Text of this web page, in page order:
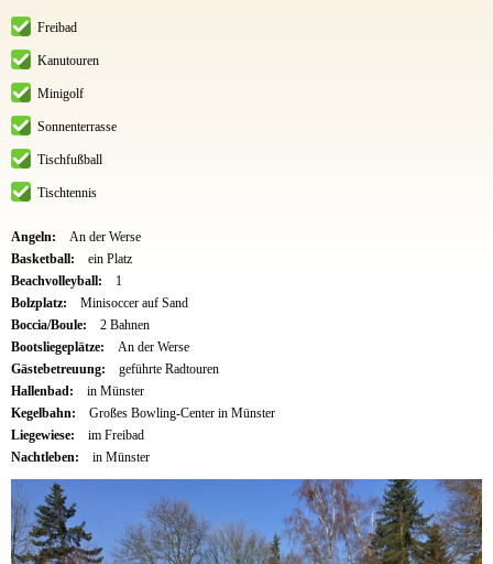
Freibad
Kanutouren
Minigolf
Sonnenterrasse
Tischfußball
Tischtennis
Angeln:
An der Werse
Basketball:
ein Platz
Beachvolleyball:
1
Bolzplatz:
Minisoccer auf Sand
Boccia/Boule:
2 Bahnen
Bootsliegeplätze:
An der Werse
Gästebetreuung:
geführte Radtouren
Hallenbad:
in Münster
Kegelbahn:
Großes Bowling-Center in Münster
Liegewiese:
im Freibad
Nachtleben:
in Münster